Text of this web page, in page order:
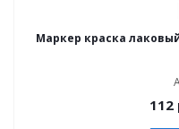
Маркер краска
112